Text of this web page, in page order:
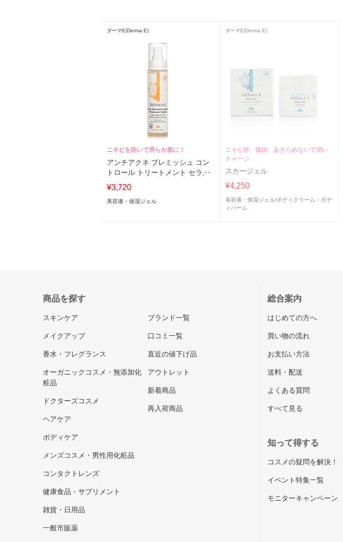
ダーマE(Derma E)
ニキビを防いで滑らか肌に！
アンチアクネ ブレミッシュ コン
トロール トリートメント セラム
¥3,720
美容液・保湿ジェル
ダーマE(Derma E)
ニキビ跡、傷跡、あきらめないで潤い
チャージ
スカージェル
¥4,250
美容液・保湿ジェル/ボディクリーム・ボデ
ィバーム
商品を探す
スキンケア
メイクアップ
香水・フレグランス
オーガニックコスメ・無添加化
粧品
ドクターズコスメ
ヘアケア
ボディケア
メンズコスメ・男性用化粧品
コンタクトレンズ
健康食品・サプリメント
雑貨・日用品
一般市販薬
ブランド一覧
口コミ一覧
直近の値下げ品
アウトレット
新着商品
再入荷商品
総合案内
はじめての方へ
買い物の流れ
お支払い方法
送料・配送
よくある質問
すべて見る
知って得する
コスメの疑問を解決！
イベント特集一覧
モニターキャンペーン